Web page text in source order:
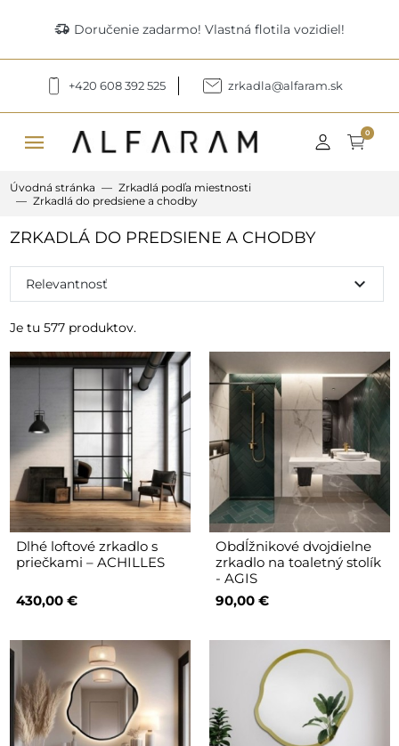
delivery_truck_speed Doručenie zadarmo! Vlastná flotila vozidiel!
+420 608 392 525 zrkadla@alfaram.sk
menu 0
Úvodná stránka
Zrkadlá podľa miestnosti
Zrkadlá do predsiene a chodby
ZRKADLÁ DO PREDSIENE A CHODBY
Je tu 577 produktov.
Relevantnosť expand_more
Dlhé loftové zrkadlo s
priečkami – ACHILLES
430,00 €
Obdĺžnikové dvojdielne
zrkadlo na toaletný stolík
- AGIS
90,00 €